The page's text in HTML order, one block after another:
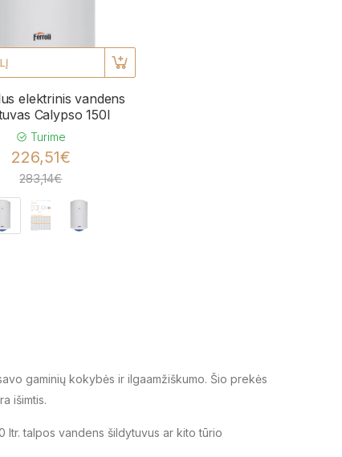
elektrinis vandens
Calypso 150l
Turime
226,51€
283,14€
gaminių kokybės ir ilgaamžiškumo. Šio prekės
išimtis.
ltr. talpos vandens šildytuvus ar kito tūrio